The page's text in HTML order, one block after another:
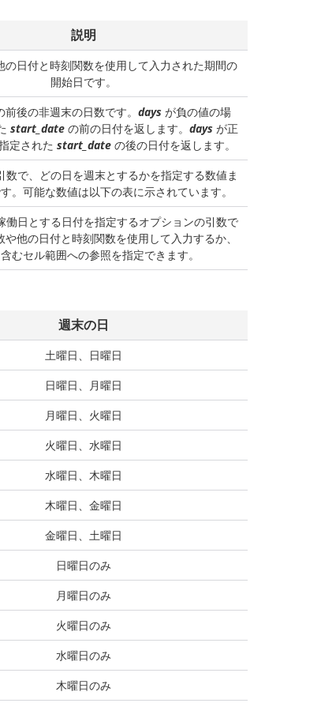
説明
の日付と時刻関数を使用して入力された期間の
開始日です。
後の非週末の日数です。 daysが負の値の場
start_dateの前の日付を返します。 daysが正
定された start_dateの後の日付を返します。
数で、どの日を週末とするかを指定する数値ま
。可能な数値は以下の表に示されています。
働日とする日付を指定するオプションの引数で
や他の日付と時刻関数を使用して入力するか、
むセル範囲への参照を指定できます。
週末の日
土曜日、日曜日
日曜日、月曜日
月曜日、火曜日
火曜日、水曜日
水曜日、木曜日
木曜日、金曜日
金曜日、土曜日
日曜日のみ
月曜日のみ
火曜日のみ
水曜日のみ
木曜日のみ